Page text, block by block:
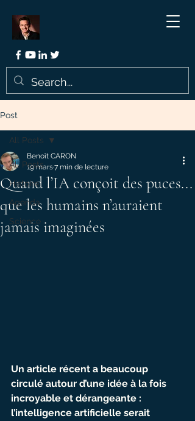
Post
All Posts
Histoire
Agenda
Science
All Posts
Quand l’IA conçoit des puces...
que les humains n’auraient
jamais imaginées
Benoît CARON
19 mars7 min de lecture
Un article récent a beaucoup
circulé autour d’une idée à la fois
incroyable et dérangeante :
l’intelligence artificielle serait